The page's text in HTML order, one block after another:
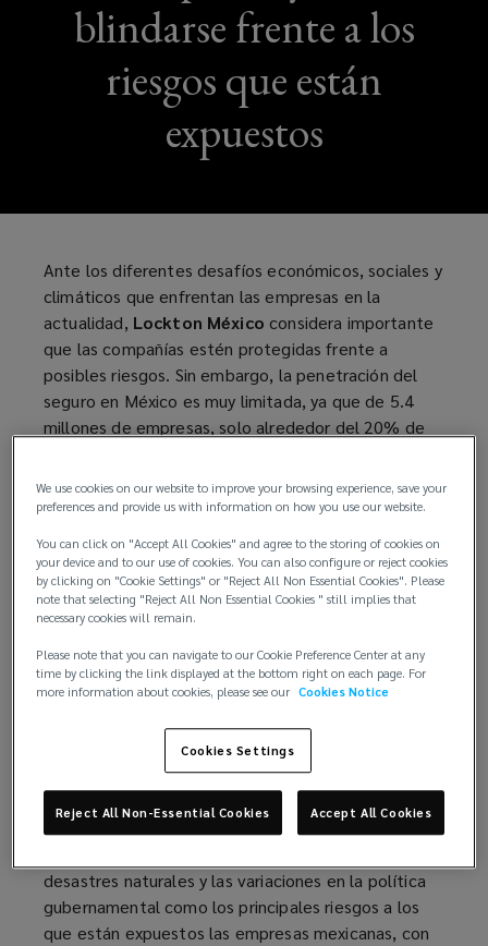
blindarse frente a los
riesgos que están
expuestos
Ante los diferentes desafíos económicos, sociales y
climáticos que enfrentan las empresas en la
actualidad, Lockton México considera importante
que las compañías estén protegidas frente a
posibles riesgos. Sin embargo, la penetración del
seguro en México es muy limitada, ya que de 5.4
millones de empresas, solo alrededor del 20% de
de seguro.
Asimismo, a nivel internacional, la inversión en
seguros como porcentaje del PIB, México solo
representa el (3.2%), estando muy por debajo de
Chile (4.1%) y Brasil (5%) y del promedio de la
OCDE del (9.3%), lo cual subraya el potencial de
negocio y la necesidad de concientización y
asesoramiento en gestión de riesgos y seguros.
De manera local, la Confederación de Cámaras
desastres naturales y las variaciones en la política
gubernamental como los principales riesgos a los
que están expuestos las empresas mexicanas, con
We use cookies on our website to improve your browsing experience, save your
preferences and provide us with information on how you use our website.
You can click on "Accept All Cookies" and agree to the storing of cookies on
your device and to our use of cookies. You can also configure or reject cookies
by clicking on "Cookie Settings" or "Reject All Non Essential Cookies". Please
note that selecting "Reject All Non Essential Cookies " still implies that
necessary cookies will remain.
Please note that you can navigate to our Cookie Preference Center at any
time by clicking the link displayed at the bottom right on each page. For
more information about cookies, please see our Cookies Notice
Cookies Settings
Reject All Non-Essential Cookies Accept All Cookies